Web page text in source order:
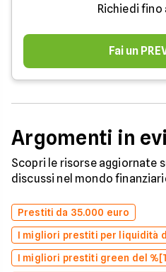
Richiedi
Fai un
Argomenti in
Scopri le risorse aggiornate
discussi nel mondo
Prestiti da 35.000 euro
I migliori prestiti per liquidità
I migliori prestiti green del